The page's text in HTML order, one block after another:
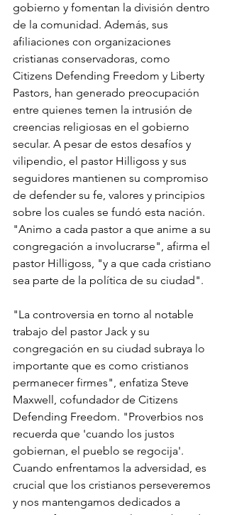
gobierno y fomentan la división dentro
de la comunidad. Además, sus
afiliaciones con organizaciones
cristianas conservadoras, como
Citizens Defending Freedom y Liberty
Pastors, han generado preocupación
entre quienes temen la intrusión de
creencias religiosas en el gobierno
secular. A pesar de estos desafíos y
vilipendio, el pastor Hilligoss y sus
seguidores mantienen su compromiso
de defender su fe, valores y principios
sobre los cuales se fundó esta nación.
"Animo a cada pastor a que anime a su
congregación a involucrarse", afirma el
pastor Hilligoss, "y a que cada cristiano
sea parte de la política de su ciudad".
"La controversia en torno al notable
trabajo del pastor Jack y su
congregación en su ciudad subraya lo
importante que es como cristianos
permanecer firmes", enfatiza Steve
Maxwell, cofundador de Citizens
Defending Freedom. "Proverbios nos
recuerda que 'cuando los justos
gobiernan, el pueblo se regocija'.
Cuando enfrentamos la adversidad, es
crucial que los cristianos perseveremos
y nos mantengamos dedicados a